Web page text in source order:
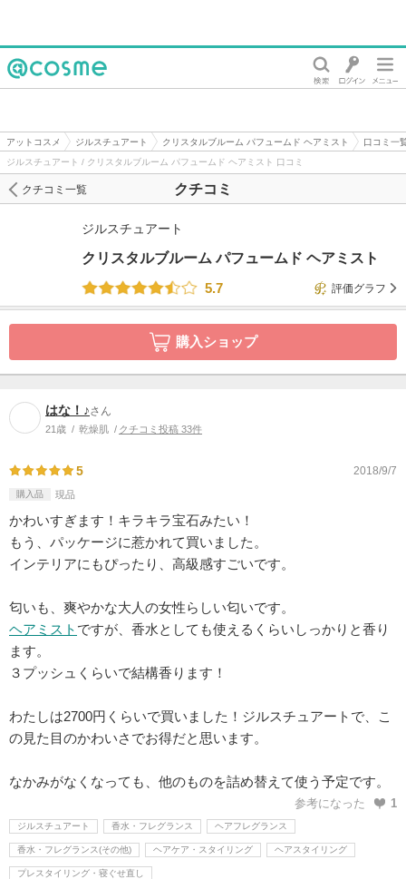
アットコスメ ジルスチュアート クリスタルブルーム パフュームド ヘアミスト
口コミ一
ジルスチュアート / クリスタルブルーム パフュームド ヘアミスト 口コミ
クチコミ
クチコミ一覧
ジルスチュアート
クリスタルブルーム パフュームド ヘアミスト
5.7
評価グラフ
購入ショップ
はな！♪さん
21歳 乾燥肌 クチコミ投稿 33件
5 2018/9/7
購入品 現品
かわいすぎます！キラキラ宝石みたい！
もう、パッケージに惹かれて買いました。
インテリアにもぴったり、高級感すごいです。
匂いも、爽やかな大人の女性らしい匂いです。
ヘアミスト ですが、香水としても使えるくらいしっかりと香り
ます。
３プッシュくらいで結構香ります！
わたしは2700円くらいで買いました！ジルスチュアートで、こ
の見た目のかわいさでお得だと思います。
なかみがなくなっても、他のものを詰め替えて使う予定です。
参考になった 1
ジルスチュアート 香水・フレグランス ヘアフレグランス
香水・フレグランス(その他) ヘアケア・スタイリング ヘアスタイリング
プレスタイリング・寝ぐせ直し